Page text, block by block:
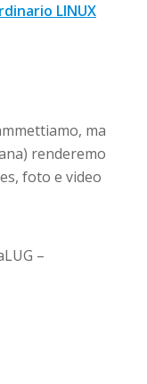
LINUX
ma
renderemo
foto e video
–